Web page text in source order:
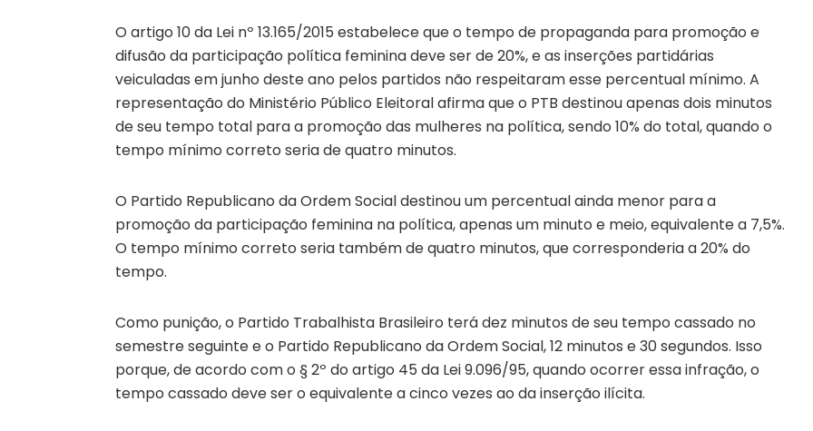
O artigo 10 da Lei nº 13.165/2015 estabelece que o tempo de propaganda para promoção e
difusão da participação política feminina deve ser de 20%, e as inserções partidárias
veiculadas em junho deste ano pelos partidos não respeitaram esse percentual mínimo. A
representação do Ministério Público Eleitoral afirma que o PTB destinou apenas dois minutos
de seu tempo total para a promoção das mulheres na política, sendo 10% do total, quando o
tempo mínimo correto seria de quatro minutos.
O Partido Republicano da Ordem Social destinou um percentual ainda menor para a
promoção da participação feminina na política, apenas um minuto e meio, equivalente a 7,5%.
O tempo mínimo correto seria também de quatro minutos, que corresponderia a 20% do
tempo.
Como punição, o Partido Trabalhista Brasileiro terá dez minutos de seu tempo cassado no
semestre seguinte e o Partido Republicano da Ordem Social, 12 minutos e 30 segundos. Isso
porque, de acordo com o § 2º do artigo 45 da Lei 9.096/95, quando ocorrer essa infração, o
tempo cassado deve ser o equivalente a cinco vezes ao da inserção ilícita.